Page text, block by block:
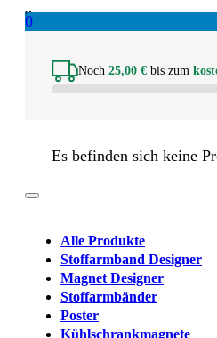
0
Noch 25,00 € bis zum
Es befinden sich keine
Alle Produkte
Stoffarmband Designer
Magnet Designer
Stoffarmbänder
Poster
Kühlschrankmagnete